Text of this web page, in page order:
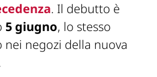
. Il debutto è
5 giugno, lo stesso
negozi della nuova